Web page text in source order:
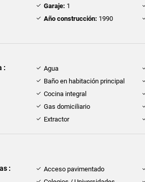
Garaje: 1
Año construcción: 1990
: Agua
Baño en habitación principal
Cocina integral
Gas domiciliario
Extractor
: Acceso pavimentado